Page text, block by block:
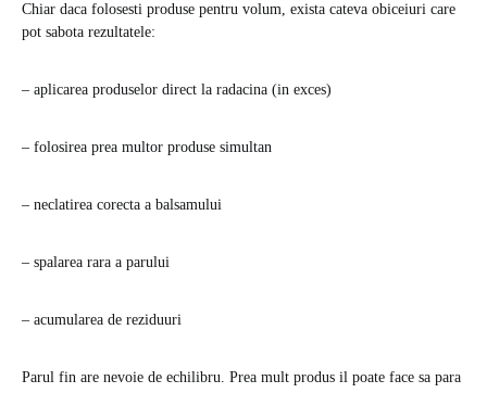
Chiar daca folosesti produse pentru volum, exista cateva obiceiuri care
pot sabota rezultatele:
– aplicarea produselor direct la radacina (in exces)
– folosirea prea multor produse simultan
– neclatirea corecta a balsamului
– spalarea rara a parului
– acumularea de reziduuri
Parul fin are nevoie de echilibru. Prea mult produs il poate face sa para